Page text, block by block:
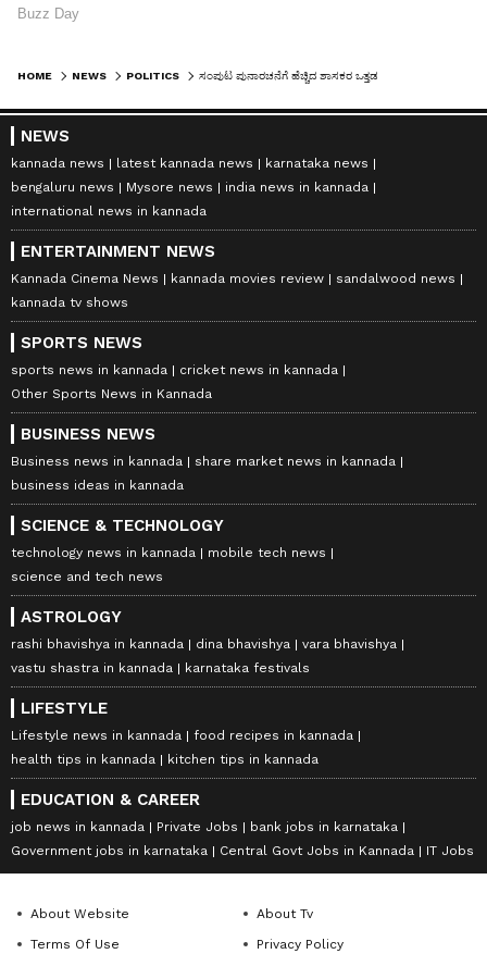
HOME NEWS POLITICS ಸಂಪುಟ ಪುನಾರಚನೆಗೆ ಹೆಚ್ಚಿದ ಶಾಸಕರ ಒತ್ತಡ
NEWS
kannada news latest kannada news
karnataka news
bengaluru news
Mysore news
india news in kannada
international news in kannada
ENTERTAINMENT NEWS
Kannada Cinema News kannada movies review
sandalwood news
kannada tv shows
SPORTS NEWS
sports news in kannada
cricket news in kannada
Other Sports News in Kannada
BUSINESS NEWS
Business news in kannada
share market news in kannada
business ideas in kannada
SCIENCE & TECHNOLOGY
technology news in kannada
mobile tech news
science and tech news
ASTROLOGY
rashi bhavishya in kannada dina bhavishya
vara bhavishya
vastu shastra in kannada
karnataka festivals
LIFESTYLE
Lifestyle news in kannada
food recipes in kannada
health tips in kannada
kitchen tips in kannada
EDUCATION & CAREER
job news in kannada Private Jobs
bank jobs in karnataka
Government jobs in karnataka
Central Govt Jobs in Kannada IT Jobs
About Website
About Tv
Terms Of Use
Privacy Policy